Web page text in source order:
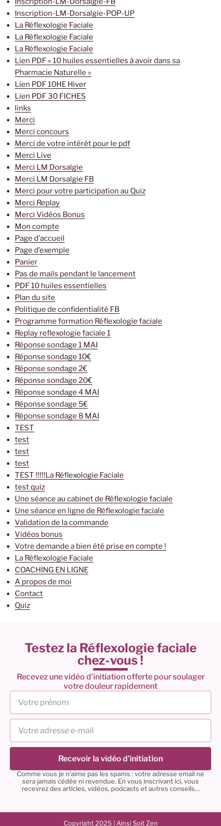
Inscription-LM-Dorsalgie-POP-UP
La Réflexologie Faciale
La Réflexologie Faciale
La Réflexologie Faciale
Lien PDF « 10 huiles essentielles à avoir dans sa
Pharmacie Naturelle »
Lien PDF 10HE Hiver
Lien PDF 30 FICHES
links
Merci
Merci concours
Merci de votre intérêt pour le pdf
Merci Live
Merci LM Dorsalgie
Merci LM Dorsalgie FB
Merci pour votre participation au Quiz
Merci Replay
Merci Vidéos Bonus
Mon compte
Page d’accueil
Page d’exemple
Panier
Pas de mails pendant le lancement
PDF 10 huiles essentielles
Plan du site
Politique de confidentialité FB
Programme formation Réflexologie faciale
Replay reflexologie faciale 1
Réponse sondage 1 MAI
Réponse sondage 10€
Réponse sondage 2€
Réponse sondage 20€
Réponse sondage 4 MAI
Réponse sondage 5€
Réponse sondage 8 MAI
TEST
test
test
test
TEST !!!!!La Réflexologie Faciale
test quiz
Une séance au cabinet de Réflexologie faciale
Une séance en ligne de Réflexologie faciale
Validation de la commande
Vidéos bonus
Votre demande a bien été prise en compte !
La Réflexologie Faciale
COACHING EN LIGNE
A propos de moi
Contact
Quiz
Testez la Réflexologie faciale
chez-vous !
Recevez une vidéo d’initiation offerte pour soulager
votre douleur rapidement
Recevoir la vidéo d'initiation
Comme vous je n’aime pas les spams : votre adresse email ne
sera jamais cédée ni revendue. En vous inscrivant ici, vous
recevrez des articles, vidéos, podcasts et autres conseils…
Copyright 2025 | Ainsi Soit Zen